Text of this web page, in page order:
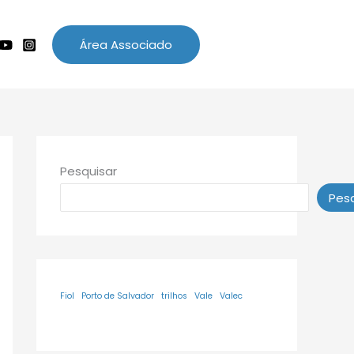
Área Associado
Pesquisar
Fiol Porto de Salvador trilhos Vale Valec